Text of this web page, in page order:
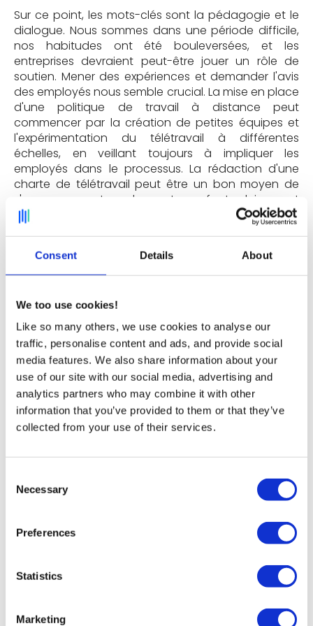
Consent Details About
We too use cookies!
Like so many others, we use cookies to analyse our
traffic, personalise content and ads, and provide social
media features. We also share information about your
use of our site with our social media, advertising and
analytics partners who may combine it with other
information that you’ve provided to them or that they’ve
collected from your use of their services.
Selection
Necessary
Preferences
Statistics
Marketing
Sur ce point, les mots-clés sont la pédagogie et le
dialogue. Nous sommes dans une période difficile,
nos habitudes ont été bouleversées, et les
entreprises devraient peut-être jouer un rôle de
soutien. Mener des expériences et demander l'avis
des employés nous semble crucial. La mise en place
d'une politique de travail à distance peut
commencer par la création de petites équipes et
l'expérimentation du télétravail à différentes
échelles, en veillant toujours à impliquer les
employés dans le processus. La rédaction d'une
charte de télétravail peut être un bon moyen de
s'assurer que tous les acteurs font pleinement
partie du processus, et peut également apporter
Sans surprise, nous recommandons aux entreprises
de choisir les bons outils. Il est illusoire de penser que
qu'avant la pandémie et avec les mêmes outils,
dans un environnement de travail révolutionné.
C'est pourquoi nous avons créé Deskare : nous ne
pouvons pas attendre des organisations qu'elles
soient flexibles et agiles si les outils qu'elles utilisent
sont statiques et inflexibles.
Si Deskare vous intéresse, ou si vous souhaitez
discuter de la manière d’organiser le travail hybride
notresite webounous contacter directement par
originale sur le
Victor est cofondateur et CTO de Deskare.
end et back end) et gestion de projet. Il a